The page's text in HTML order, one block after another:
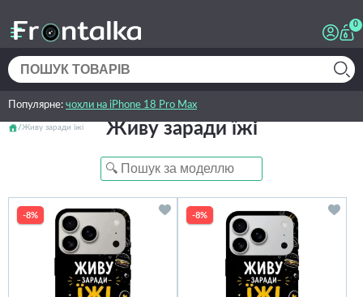
0
Популярне: чохли на iPhone 18 Pro Max
Живу заради їжі Живу заради їжі
-8% -8%